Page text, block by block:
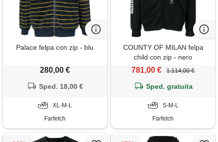
Palace felpa con zip - blu
280,00 €
Sped. 18,00 €
XL-M-L
Farfetch
COUNTY OF MILAN felpa
child con zip - nero
781,00 € 1.114,00 €
Sped. gratuita
S-M-L
Farfetch